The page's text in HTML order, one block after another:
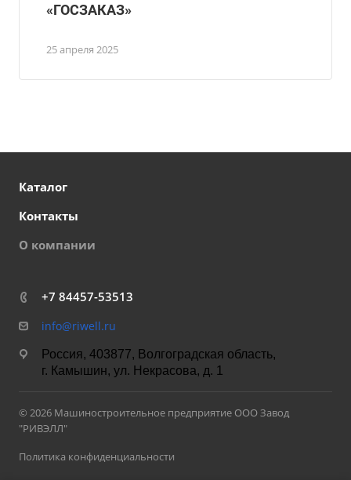
25 апреля 2025
«ГОСЗАКАЗ»
Каталог
Контакты
О компании
+7 84457-53513
info@riwell.ru
Россия, 403877, Волгоградская область,
г. Камышин, ул. Некрасова, д. 1
© 2026 Машиностроительное предприятие ООО Завод
"РИВЭЛЛ"
Политика конфиденциальности